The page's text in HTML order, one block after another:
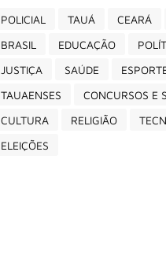
POLICIAL TAUÁ CEARÁ
BRASIL
EDUCAÇÃO
JUSTIÇA
SAÚDE
TAUAENSES
CONCURSOS E
CULTURA
RELIGIÃO
ELEIÇÕES